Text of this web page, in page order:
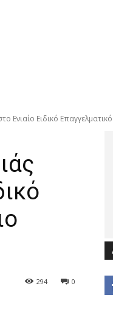
Ενιαίο Ειδικό
0
294